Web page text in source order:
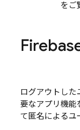
をご
ログアウトし
要なアプリ機能
て匿名によるユ